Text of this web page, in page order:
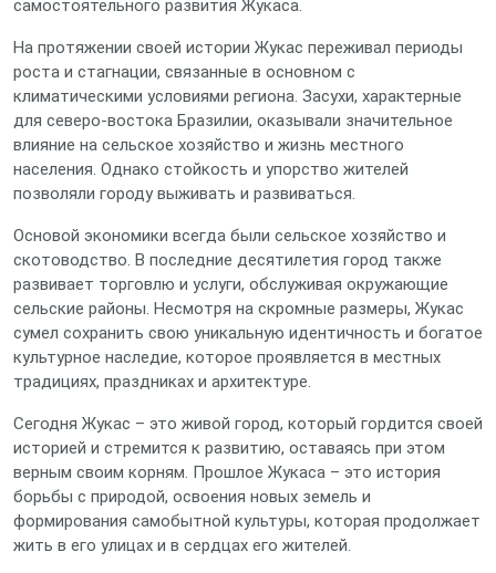
самостоятельного развития Жукаса.
На протяжении своей истории Жукас переживал периоды
роста и стагнации, связанные в основном с
климатическими условиями региона. Засухи, характерные
для северо-востока Бразилии, оказывали значительное
влияние на сельское хозяйство и жизнь местного
населения. Однако стойкость и упорство жителей
позволяли городу выживать и развиваться.
Основой экономики всегда были сельское хозяйство и
скотоводство. В последние десятилетия город также
развивает торговлю и услуги, обслуживая окружающие
сельские районы. Несмотря на скромные размеры, Жукас
сумел сохранить свою уникальную идентичность и богатое
культурное наследие, которое проявляется в местных
традициях, праздниках и архитектуре.
Сегодня Жукас – это живой город, который гордится своей
историей и стремится к развитию, оставаясь при этом
верным своим корням. Прошлое Жукаса – это история
борьбы с природой, освоения новых земель и
формирования самобытной культуры, которая продолжает
жить в его улицах и в сердцах его жителей.